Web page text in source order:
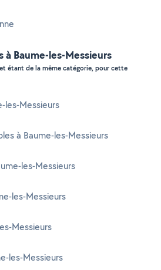
à Baume-les-Messieurs
étant de la même catégorie, pour cette
les-Messieurs
à Baume-les-Messieurs
les-Messieurs
les-Messieurs
Messieurs
les-Messieurs